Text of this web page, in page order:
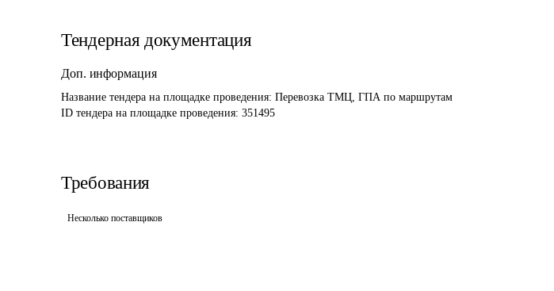
Тендерная документация
Доп. информация
Название тендера на площадке проведения: Перевозка ТМЦ, ГПА по маршрутам
ID тендера на площадке проведения: 351495
Требования
Несколько поставщиков